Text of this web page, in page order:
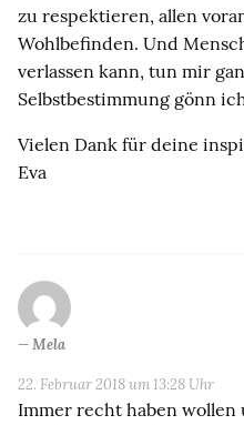
zu respektieren, allen
Wohlbefinden. Und
verlassen kann, tun mir
Selbstbestimmung gönn
Vielen Dank für deine
Eva
Mela
22. Februar 2018 um 13:28 Uhr
Immer recht haben wollen